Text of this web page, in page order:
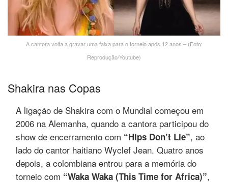
A cantora volta a gravar uma faixa para o torneio após 12 anos – (Foto:
Reprodução/Youtube)
Shakira nas Copas
A ligação de Shakira com o Mundial começou em
2006 na Alemanha, quando a cantora participou do
show de encerramento com “Hips Don’t Lie”, ao
lado do cantor haitiano Wyclef Jean. Quatro anos
depois, a colombiana entrou para a memória do
torneio com “Waka Waka (This Time for Africa)”,